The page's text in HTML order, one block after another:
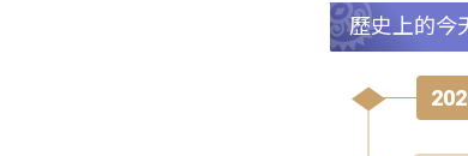
歷史上的今